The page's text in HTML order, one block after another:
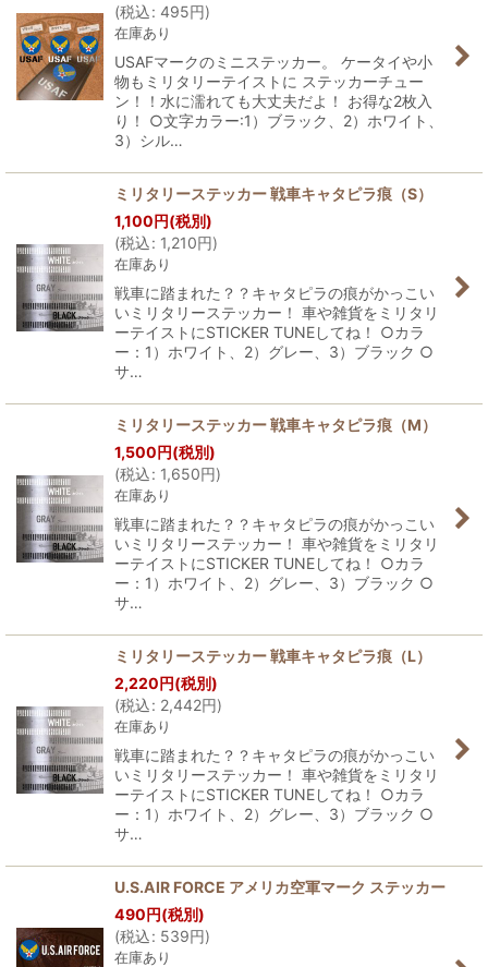
(税込: 495円)
在庫あり
USAFマークのミニステッカー。 ケータイや小
物もミリタリーテイストに ステッカーチュー
ン！！水に濡れても大丈夫だよ！ お得な2枚入
り！ ○文字カラー:1）ブラック、2）ホワイト、
3）シル…
ミリタリーステッカー 戦車キャタピラ痕（S）
1,100円(税別)
(税込: 1,210円)
在庫あり
戦車に踏まれた？？キャタピラの痕がかっこい
いミリタリーステッカー！ 車や雑貨をミリタリ
ーテイストにSTICKER TUNEしてね！ ○カラ
ー：1）ホワイト、2）グレー、3）ブラック ○
サ…
ミリタリーステッカー 戦車キャタピラ痕（M）
1,500円(税別)
(税込: 1,650円)
在庫あり
戦車に踏まれた？？キャタピラの痕がかっこい
いミリタリーステッカー！ 車や雑貨をミリタリ
ーテイストにSTICKER TUNEしてね！ ○カラ
ー：1）ホワイト、2）グレー、3）ブラック ○
サ…
ミリタリーステッカー 戦車キャタピラ痕（L）
2,220円(税別)
(税込: 2,442円)
在庫あり
戦車に踏まれた？？キャタピラの痕がかっこい
いミリタリーステッカー！ 車や雑貨をミリタリ
ーテイストにSTICKER TUNEしてね！ ○カラ
ー：1）ホワイト、2）グレー、3）ブラック ○
サ…
U.S.AIR FORCE アメリカ空軍マーク ステッカー
490円(税別)
(税込: 539円)
在庫あり